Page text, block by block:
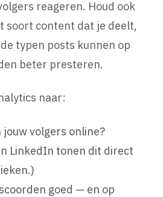
reageren. Houd ook
soort content dat je deelt,
typen posts kunnen op
beter presteren.
naar:
jouw volgers online?
LinkedIn tonen dit direct
goed — en op